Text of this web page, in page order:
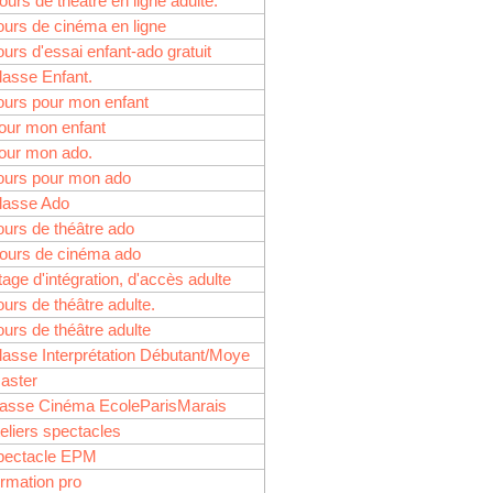
le stage théâtre ado
à l’action… Au stage
de cinéma en ligne
d'essai enfant-ado gratuit
Enfant.
pour mon enfant
mon enfant
mon ado.
pour mon ado
Ado
de théâtre ado
de cinéma ado
d'intégration, d'accès adulte
de théâtre adulte.
de théâtre adulte
Interprétation Débutant/Moye
Cinéma EcoleParisMarais
spectacles
EPM
pro